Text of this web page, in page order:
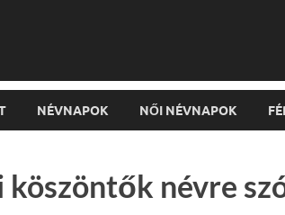
NÉVNAPOK NŐI NÉVNAPOK
névre